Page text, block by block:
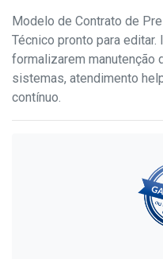
Modelo de Contrato de
Técnico pronto para
formalizarem manutenção
sistemas, atendimento
contínuo.